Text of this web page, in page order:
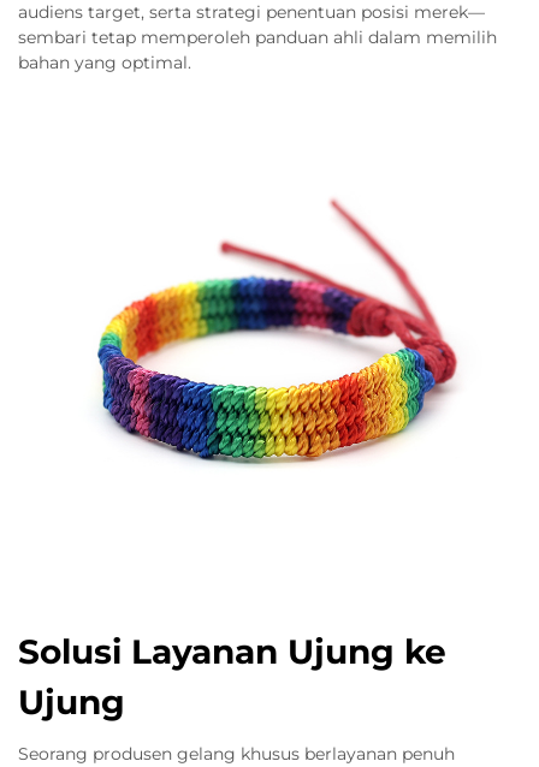
audiens target, serta strategi penentuan posisi merek—
sembari tetap memperoleh panduan ahli dalam memilih
bahan yang optimal.
Solusi Layanan Ujung ke
Ujung
Seorang produsen gelang khusus berlayanan penuh